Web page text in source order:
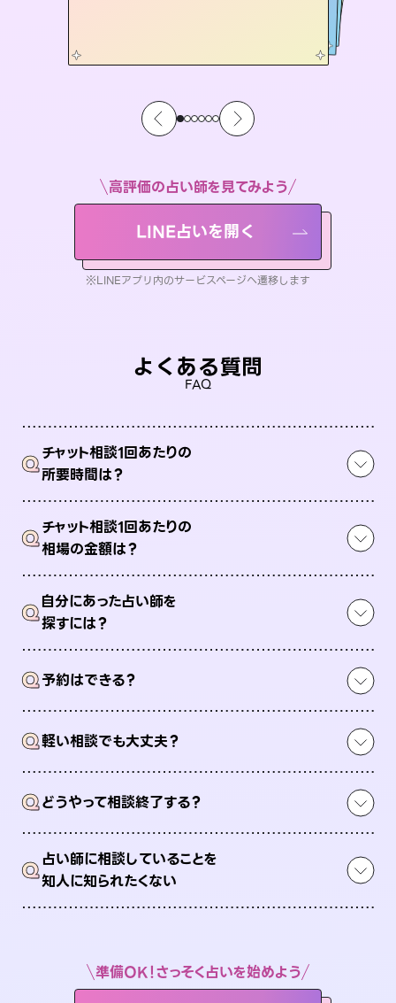
高評価の占い師を見てみよう
LINE占いを開く
※LINEアプリ内のサービスページへ遷移します
よくある質問
FAQ
Qチャット相談1回あたりの
所要時間は？
Qチャット相談1回あたりの
相場の金額は？
Q自分にあった占い師を
探すには？
Q予約はできる？
Q軽い相談でも大丈夫？
Qどうやって相談終了する？
Q占い師に相談していることを
知人に知られたくない
準備OK！さっそく占いを始めよう